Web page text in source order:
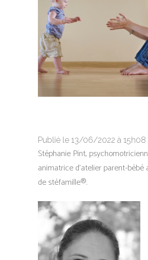
Publié le 13/06/2022 à 15h08
Stéphanie Pint,
animatrice d’atelier parent-bébé
de stéfamille®.